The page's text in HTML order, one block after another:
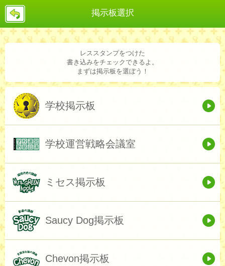
掲示板選択
戻
レススタンプをつけた
書き込みをチェックできるよ。
まずは掲示板を選ぼう！
学校掲示板
学校運営戦略会議室
ミセス掲示板
Saucy Dog掲示板
Chevon掲示板